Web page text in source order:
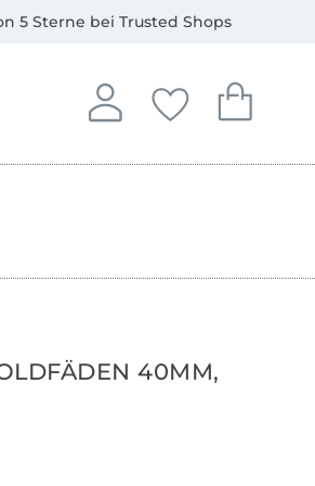
5 Sterne bei Trusted Shops
Anmelden
In deinem Konto
Deine
Du hast keine
Dein
Du hast
40MM,